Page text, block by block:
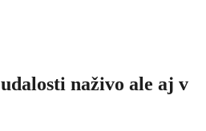
naživo ale aj v